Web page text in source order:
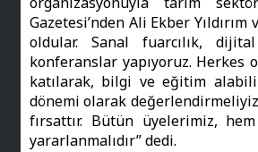
Gazetesi’nden Ali Ekber
oldular. Sanal fuarcılık,
konferanslar yapıyoruz. Herkes
katılarak, bilgi ve eğitim
dönemi olarak
fırsattır. Bütün üyelerimiz,
yararlanmalıdır” dedi.